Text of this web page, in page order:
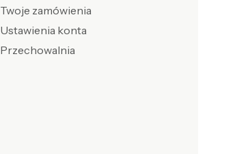
Twoje zamówienia
Ustawienia konta
Przechowalnia